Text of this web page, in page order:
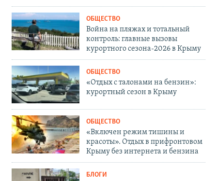
ОБЩЕСТВО
Война на пляжах и тотальный
контроль: главные вызовы
курортного сезона-2026 в Крыму
ОБЩЕСТВО
«Отдых с талонами на бензин»:
курортный сезон в Крыму
ОБЩЕСТВО
«Включен режим тишины и
красоты». Отдых в прифронтовом
Крыму без интернета и бензина
БЛОГИ